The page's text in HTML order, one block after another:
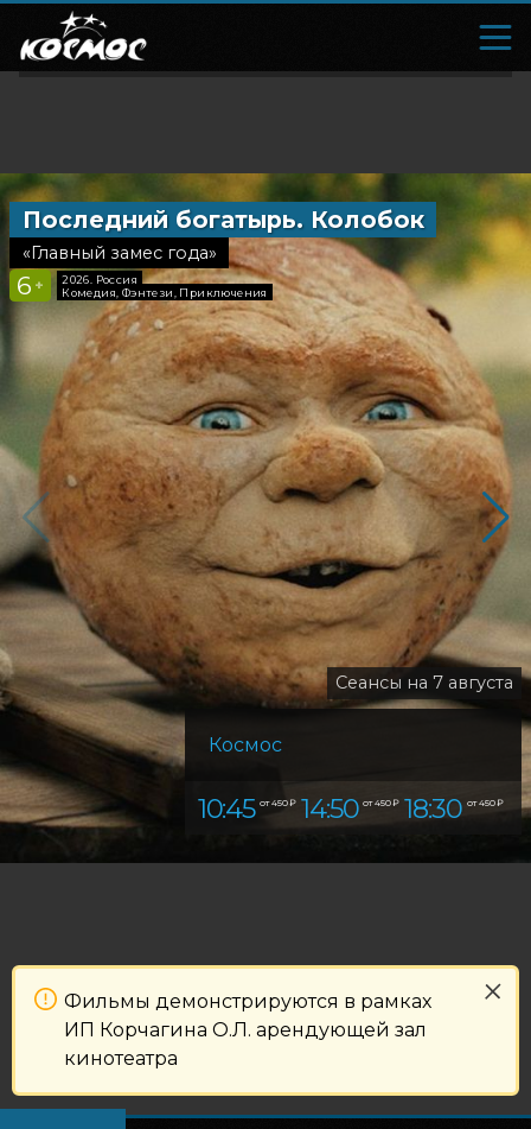
Последний богатырь. Колобок
«Главный замес года»
6 +
2026, Россия
Комедия, Фэнтези, Приключения
Сеансы на 7 августа
Космос
10:45 от 450 ₽ 14:50 от 450 ₽ 18:30 от 450 ₽
«Зло
18+
2026,
Фильмы демонстрируются в рамках
ИП Корчагина О.Л. арендующей зал
кинотеатра